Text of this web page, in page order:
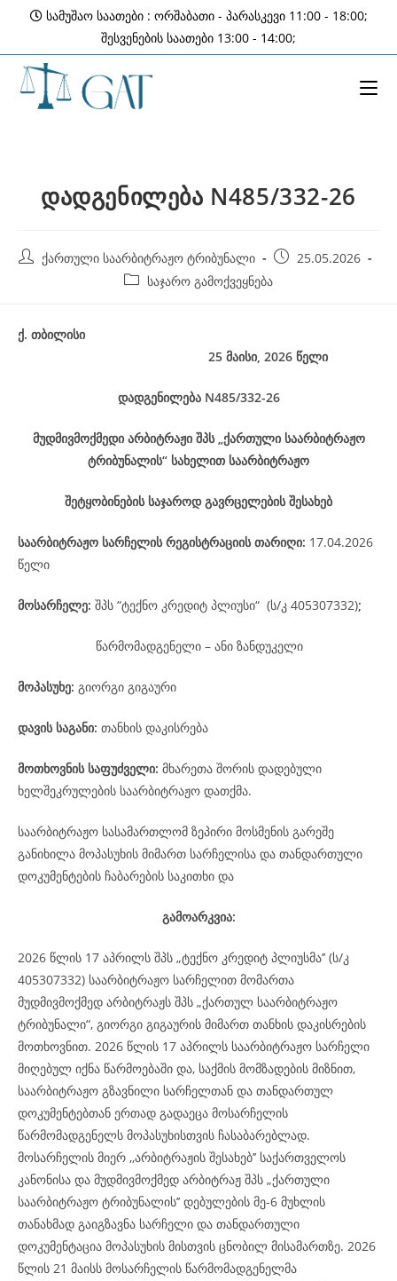
content
სამუშაო საათები : ორშაბათი - პარასკევი 11:00 - 18:00;
შესვენების საათები 13:00 - 14:00;
დადგენილება N485/332-26
Post ქართული საარბიტრაჟო ტრიბუნალი
Post 25.05.2026
Post საჯარო გამოქვეყნება
ქ. თბილისი
25 მაისი, 2026 წელი
დადგენილება N485/332-26
მუდმივმოქმედი არბიტრაჟი შპს „ქართული საარბიტრაჟო
ტრიბუნალის“ სახელით საარბიტრაჟო
შეტყობინების საჯაროდ გავრცელების შესახებ
საარბიტრაჟო სარჩელის რეგისტრაციის თარიღი: 17.04.2026
წელი
მოსარჩელე: შპს “ტექნო კრედიტ პლიუსი“ (ს/კ 405307332);
წარმომადგენელი – ანი ზანდუკელი
მოპასუხე: გიორგი გიგაური
დავის საგანი: თანხის დაკისრება
მოთხოვნის საფუძველი: მხარეთა შორის დადებული
ხელშეკრულების საარბიტრაჟო დათქმა.
საარბიტრაჟო სასამართლომ ზეპირი მოსმენის გარეშე
განიხილა მოპასუხის მიმართ სარჩელისა და თანდართული
დოკუმენტების ჩაბარების საკითხი და
გამოარკვია:
2026 წლის 17 აპრილს შპს „ტექნო კრედიტ პლიუსმა’’ (ს/კ
405307332) საარბიტრაჟო სარჩელით მომართა
მუდმივმოქმედ არბიტრაჟს შპს „ქართულ საარბიტრაჟო
ტრიბუნალი“, გიორგი გიგაურის მიმართ თანხის დაკისრების
მოთხოვნით. 2026 წლის 17 აპრილს საარბიტრაჟო სარჩელი
მიღებულ იქნა წარმოებაში და, საქმის მომზადების მიზნით,
საარბიტრაჟო გზავნილი სარჩელთან და თანდართულ
დოკუმენტებთან ერთად გადაეცა მოსარჩელის
წარმომადგენელს მოპასუხისთვის ჩასაბარებლად.
მოსარჩელის მიერ ,,არბიტრაჟის შესახებ’’ საქართველოს
კანონისა და მუდმივმოქმედ არბიტრაჟ შპს „ქართული
საარბიტრაჟო ტრიბუნალის’’ დებულების მე-6 მუხლის
თანახმად გაიგზავნა სარჩელი და თანდართული
დოკუმენტაცია მოპასუხის მისთვის ცნობილ მისამართზე. 2026
წლის 21 მაისს მოსარჩელის წარმომადგენელმა